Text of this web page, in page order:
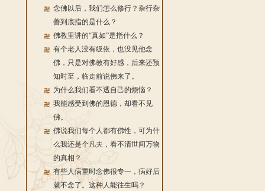
念佛以后，我们怎么修行？杂行杂
善到底指的是什么？
佛教里讲的“真如”是指什么？
有个老人没有皈依，也没见他念
佛，只是对佛教有好感，后来还预
知时至，临走前说佛来了。
为什么我们看不透自己的烦恼？
我能感受到佛的恩德，却看不见
佛。
佛说我们每个人都有佛性，可为什
么我还是个凡夫，看不清世间万物
的真相？
有些人病重时念佛很专一，病好后
就不念了。这种人能往生吗？